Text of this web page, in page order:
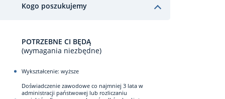
Kogo poszukujemy
POTRZEBNE CI BĘDĄ
(wymagania niezbędne)
Wykształcenie: wyższe
Doświadczenie zawodowe co najmniej 3 lata w
administracji państwowej lub rozliczaniu